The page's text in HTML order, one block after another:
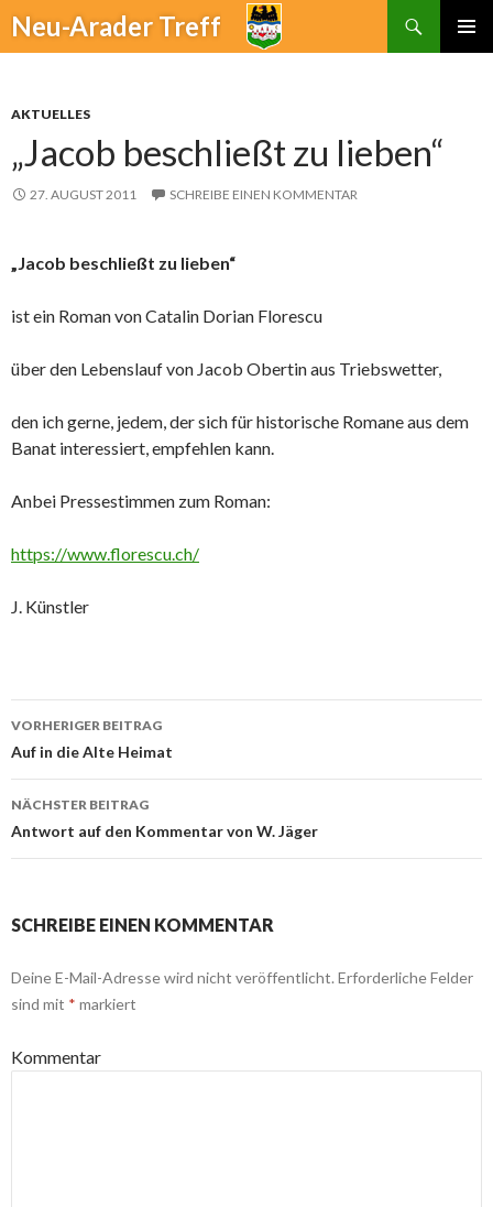
Neu-Arader Treff
Suchen
AKTUELLES
„Jacob beschließt zu lieben“
27. AUGUST 2011 SCHREIBE EINEN KOMMENTAR
„Jacob beschließt zu lieben“
ist ein Roman von Catalin Dorian Florescu
über den Lebenslauf von Jacob Obertin aus Triebswetter,
den ich gerne, jedem, der sich für historische Romane aus dem
Banat interessiert, empfehlen kann.
Anbei Pressestimmen zum Roman:
https://www.florescu.ch/
J. Künstler
Beitrags-
Navigation
VORHERIGER BEITRAG
Auf in die Alte Heimat
NÄCHSTER BEITRAG
Antwort auf den Kommentar von W. Jäger
SCHREIBE EINEN KOMMENTAR
Deine E-Mail-Adresse wird nicht veröffentlicht. Erforderliche Felder
sind mit * markiert
Kommentar